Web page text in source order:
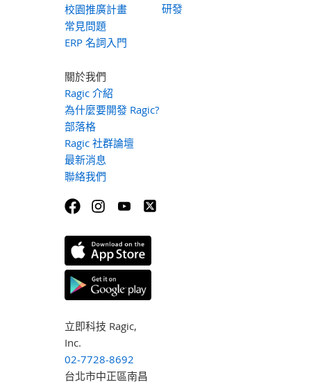
校園推廣計畫
常見問題
ERP 名詞入門
研發
關於我們
Ragic 介紹
為什麼要開發 Ragic?
部落格
Ragic 社群論壇
最新消息
聯絡我們
立即科技 Ragic,
Inc.
02-7728-8692
台北市中正區南昌